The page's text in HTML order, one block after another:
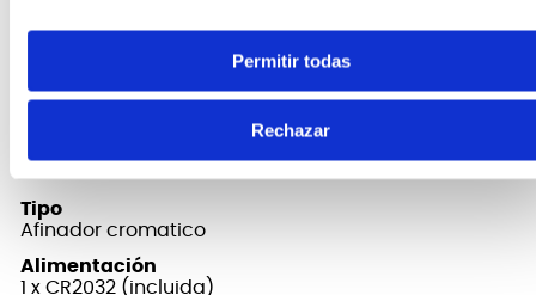
Permitir todas
Rechazar
Pantalla
Peso
Tipo
Afinador cromatico
Alimentación
1 x CR2032 (incluida)